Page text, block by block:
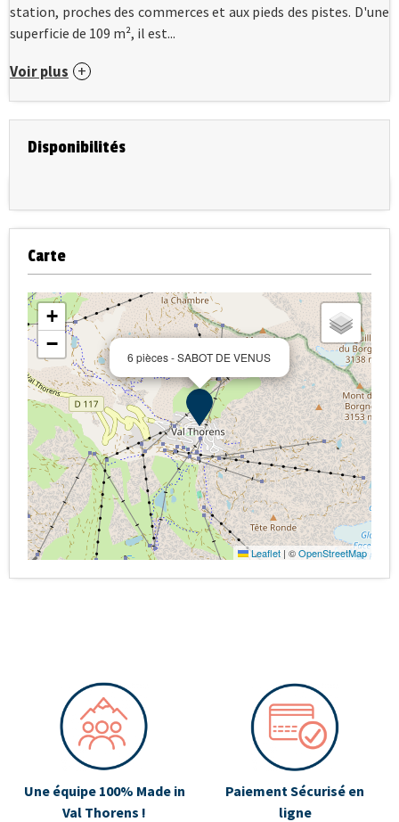
station, proches des commerces et aux pieds des pistes. D'une
superficie de 109 m², il est...
Voir plus
Disponibilités
Carte
6 pièces - SABOT DE VENUS
+
−
Leaflet | ©OpenStreetMap
Une équipe 100% Made in
Val Thorens !
Paiement Sécurisé en
ligne